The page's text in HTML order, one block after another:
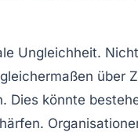
Ungleichheit.
über
Dies könnte